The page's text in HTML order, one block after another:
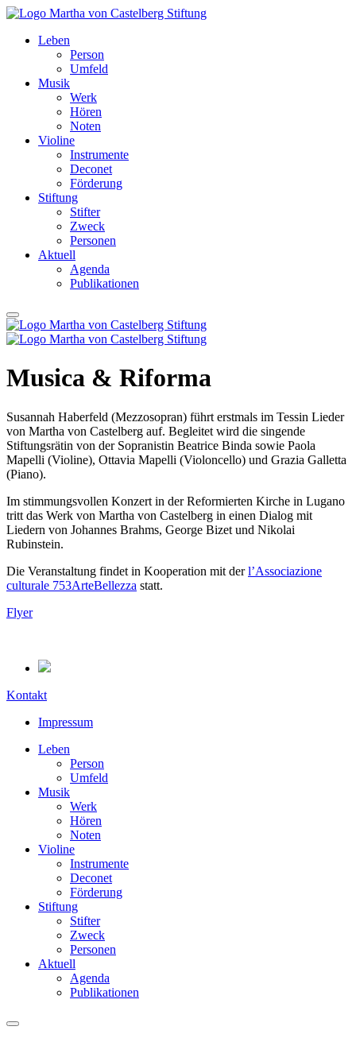
Leben
Person
Umfeld
Musik
Werk
Hören
Noten
Violine
Instrumente
Deconet
Förderung
Stiftung
Stifter
Zweck
Personen
Aktuell
Agenda
Publikationen
Musica & Riforma
Susannah Haberfeld (Mezzosopran) führt erstmals im Tessin Lieder
von Martha von Castelberg auf. Begleitet wird die singende
Stiftungsrätin von der Sopranistin Beatrice Binda sowie Paola
Mapelli (Violine), Ottavia Mapelli (Violoncello) und Grazia Galletta
(Piano).
Im stimmungsvollen Konzert in der Reformierten Kirche in Lugano
tritt das Werk von Martha von Castelberg in einen Dialog mit
Liedern von Johannes Brahms, George Bizet und Nikolai
Rubinstein.
Die Veranstaltung findet in Kooperation mit derl’Associazione
culturale 753ArteBellezza statt.
Flyer
Kontakt
Impressum
Leben
Person
Umfeld
Musik
Werk
Hören
Noten
Violine
Instrumente
Deconet
Förderung
Stiftung
Stifter
Zweck
Personen
Aktuell
Agenda
Publikationen